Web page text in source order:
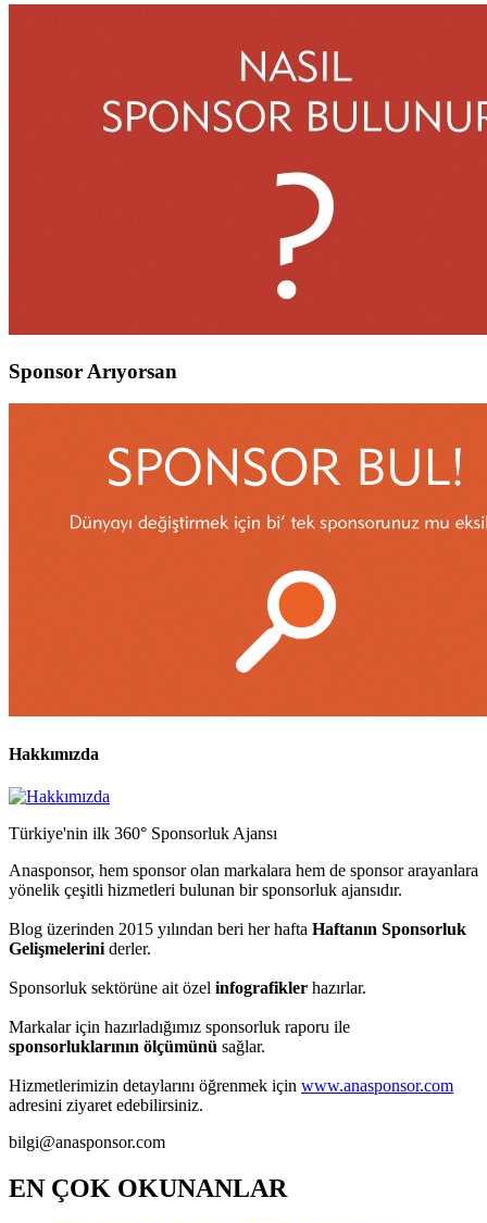
Sponsor Arıyorsan
Hakkımızda
Türkiye'nin ilk 360° Sponsorluk Ajansı
Anasponsor, hem sponsor olan markalara hem de sponsor arayanlara
yönelik çeşitli hizmetleri bulunan bir sponsorluk ajansıdır.
Blog üzerinden 2015 yılından beri her hafta Haftanın Sponsorluk
Gelişmelerini derler.
Sponsorluk sektörüne ait özel infografikler hazırlar.
Markalar için hazırladığımız sponsorluk raporu ile
sponsorluklarının ölçümünü sağlar.
Hizmetlerimizin detaylarını öğrenmek için www.anasponsor.com
adresini ziyaret edebilirsiniz.
bilgi@anasponsor.com
EN ÇOK OKUNANLAR